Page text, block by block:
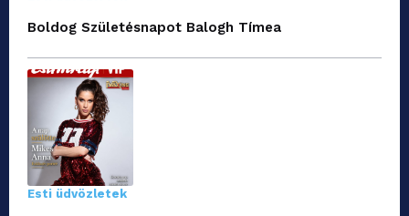
Boldog Születésnapot Balogh Tímea
Esti üdvözletek